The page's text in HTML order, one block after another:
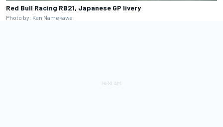
Red Bull Racing RB21, Japanese GP livery
Photo by: Kan Namekawa